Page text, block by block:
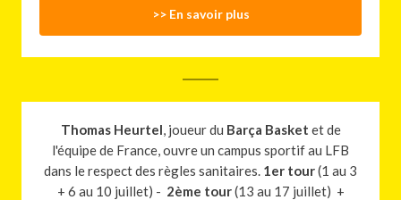
>> En savoir plus
Thomas Heurtel, joueur du Barça Basket et de
l'équipe de France, ouvre un campus sportif au LFB
dans le respect des règles sanitaires. 1er tour(1 au 3
+ 6 au 10 juillet) - 2ème tour(13 au 17 juillet) +